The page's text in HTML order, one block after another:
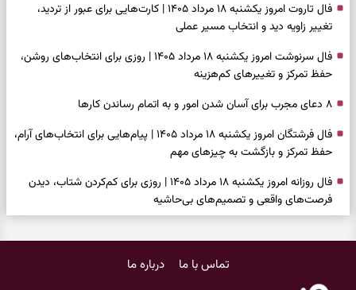
فال تاروت امروز یکشنبه ۱۸ مرداد ۱۴۰۵ | کارت‌هایی برای عبور از تردید،
تغییر زاویه دید و انتخاب مسیر عملی
فال سرنوشت امروز یکشنبه ۱۸ مرداد ۱۴۰۵ | روزی برای انتخاب‌های روشن،
حفظ تمرکز و تغییرهای کم‌هزینه
۸ دعای مجرب برای آسان شدن امور و به اتمام رساندن کار‌ها
فال فرشتگان امروز یکشنبه ۱۸ مرداد ۱۴۰۵ | پیام‌هایی برای انتخاب‌های آرام،
حفظ تمرکز و بازگشت به چیزهای مهم
فال روزانه امروز یکشنبه ۱۸ مرداد ۱۴۰۵ | روزی برای کم‌کردن شتاب، دیدن
فرصت‌های واقعی و تصمیم‌های بی‌حاشیه
تماس با ما درباره ما